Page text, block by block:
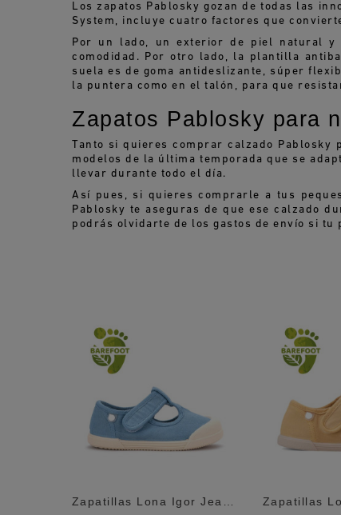
Los zapatos Pablosky gozan de todas las
System, incluye cuatro factores que
Por un lado, un exterior de piel natural y
comodidad. Por otro lado, la plantilla
suela es de goma antideslizante, súper
la puntera como en el talón, para que
Zapatos Pablosky para
Tanto si quieres comprar calzado
modelos de la última temporada que se
llevar durante todo el día.
Así pues, si quieres comprarle a tus
Pablosky te aseguras de que ese calzado
podrás olvidarte de los gastos de envío si